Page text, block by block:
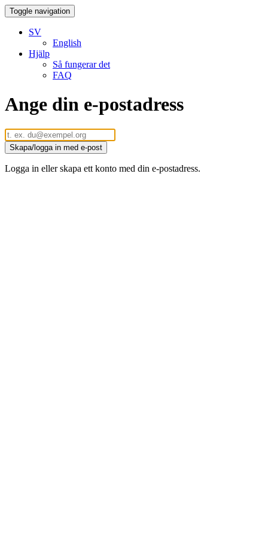
Toggle navigation
SV
English
Hjälp
Så fungerar det
FAQ
Ange din e-postadress
Skapa/logga in med e-post
Logga in eller skapa ett konto med din e-postadress.